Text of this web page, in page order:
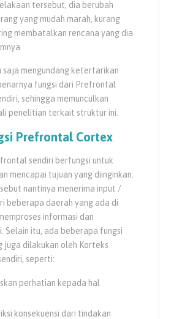
tersebut, dia berubah
yang mudah marah, kurang
membatalkan rencana yang dia
saja mengundang ketertarikan
fungsi dari Prefrontal
sehingga memunculkan
penelitian terkait struktur ini.
Prefrontal Cortex
sendiri berfungsi untuk
mencapai tujuan yang diinginkan.
nantinya menerima input /
beberapa daerah yang ada di
informasi dan
Selain itu, ada beberapa fungsi
juga dilakukan oleh Korteks
seperti:
perhatian kepada hal
konsekuensi dari tindakan